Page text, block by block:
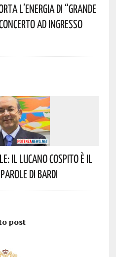
L’energia Di “Grande
Ad Ingresso
Il Lucano Cospito È Il
Di Bardi
post